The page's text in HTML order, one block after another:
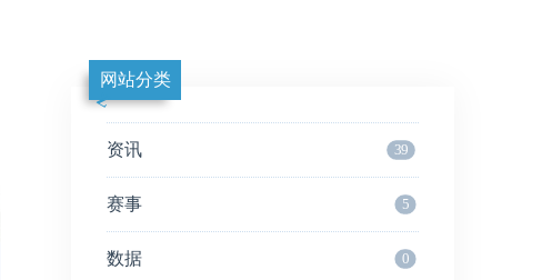
网站分类
资讯 39
赛事 5
数据 0